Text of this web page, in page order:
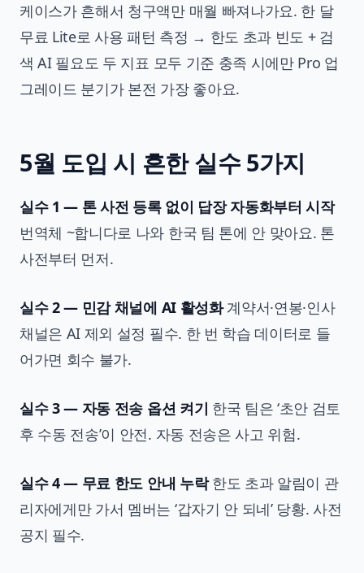
케이스가 흔해서 청구액만 매월 빠져나가요. 한 달
무료 Lite로 사용 패턴 측정 → 한도 초과 빈도 + 검
색 AI 필요도 두 지표 모두 기준 충족 시에만 Pro 업
그레이드 분기가 본전 가장 좋아요.
5월 도입 시 흔한 실수 5가지
실수 1 — 톤 사전 등록 없이 답장 자동화부터 시작
번역체 ~합니다로 나와 한국 팀 톤에 안 맞아요. 톤
사전부터 먼저.
실수 2 — 민감 채널에 AI 활성화계약서·연봉·인사
채널은 AI 제외 설정 필수. 한 번 학습 데이터로 들
어가면 회수 불가.
실수 3 — 자동 전송 옵션 켜기 한국 팀은 ‘초안 검토
후 수동 전송’이 안전. 자동 전송은 사고 위험.
실수 4 — 무료 한도 안내 누락한도 초과 알림이 관
리자에게만 가서 멤버는 ‘갑자기 안 되네’ 당황. 사전
공지 필수.